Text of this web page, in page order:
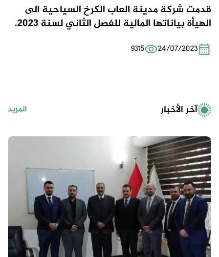
قدمت شركة مدينة العاب الكرخ السياحية الى
الهيأة بياناتها المالية للفصل الثاني لسنة 2023.
24/07/2023
9315
آخر الأخبار المزيد